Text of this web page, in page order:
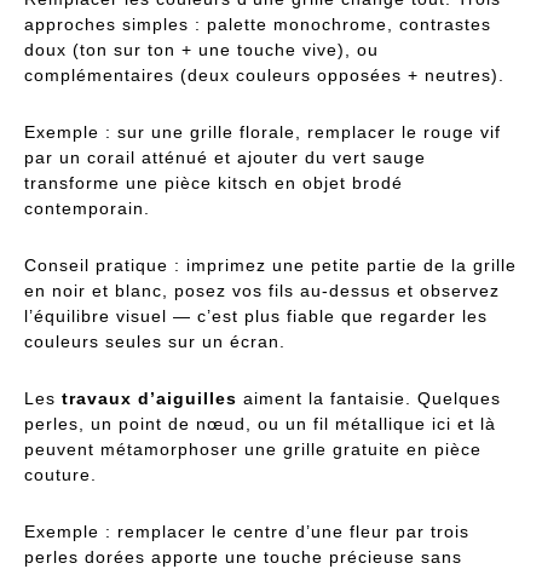
approches simples : palette monochrome, contrastes
doux (ton sur ton + une touche vive), ou
complémentaires (deux couleurs opposées + neutres).
Exemple : sur une grille florale, remplacer le rouge vif
par un corail atténué et ajouter du vert sauge
transforme une pièce kitsch en objet brodé
contemporain.
Conseil pratique : imprimez une petite partie de la grille
en noir et blanc, posez vos fils au-dessus et observez
l’équilibre visuel — c’est plus fiable que regarder les
couleurs seules sur un écran.
Les travaux d’aiguilles aiment la fantaisie. Quelques
perles, un point de nœud, ou un fil métallique ici et là
peuvent métamorphoser une grille gratuite en pièce
couture.
Exemple : remplacer le centre d’une fleur par trois
perles dorées apporte une touche précieuse sans